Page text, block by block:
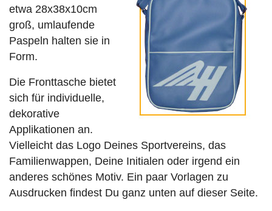
etwa 28x38x10cm
groß, umlaufende
Paspeln halten sie in
Form.
Die Fronttasche bietet
sich für individuelle,
dekorative
Applikationen an.
Vielleicht das Logo Deines Sportvereins, das
Familienwappen, Deine Initialen oder irgend ein
anderes schönes Motiv. Ein paar Vorlagen zu
Ausdrucken findest Du ganz unten auf dieser Seite.